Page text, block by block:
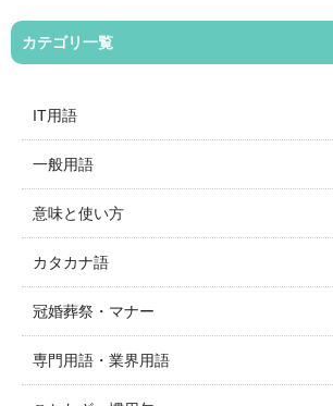
カテゴリ一覧
IT用語
一般用語
意味と使い方
カタカナ語
冠婚葬祭・マナー
専門用語・業界用語